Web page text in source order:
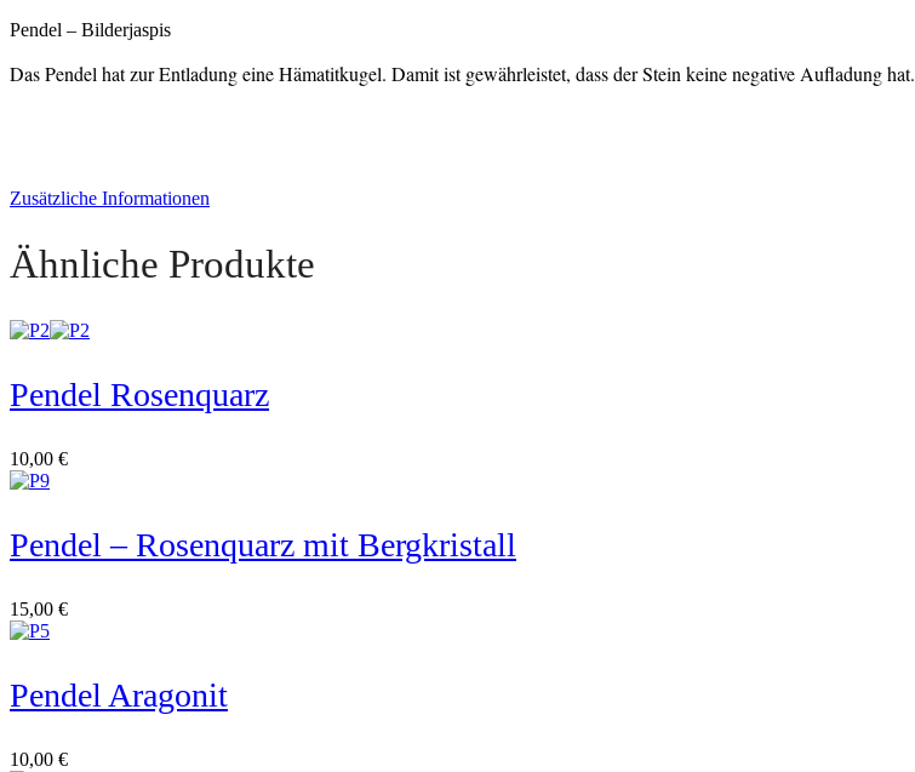
Pendel – Bilderjaspis
Das Pendel hat zur Entladung eine Hämatitkugel. Damit ist gewährleistet, dass der Stein keine negative Aufladung hat.
Zusätzliche Informationen
Ähnliche Produkte
Pendel Rosenquarz
10,00 €
Pendel – Rosenquarz mit Bergkristall
15,00 €
Pendel Aragonit
10,00 €